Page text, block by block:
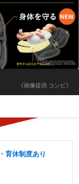
《画像提供 コンビ》
育休制度あり